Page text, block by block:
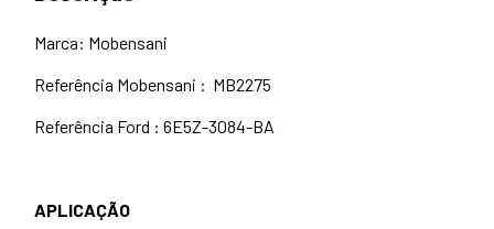
Marca: Mobensani
Referência Mobensani : MB2275
Referência Ford : 6E5Z-3084-BA
APLICAÇÃO